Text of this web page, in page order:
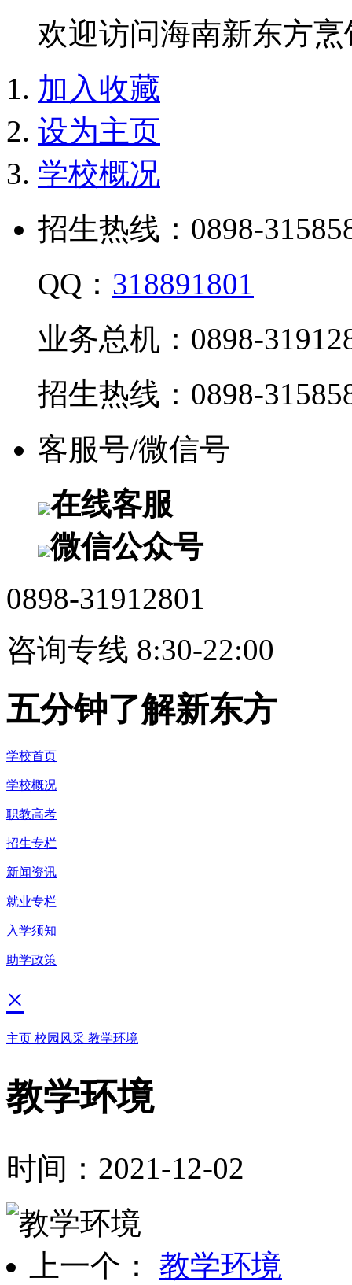
欢迎访问海南新东方
加入收藏
设为主页
学校概况
招生热线：0898-
QQ： 318891801
业务总机：0898-
招生热线：0898-
客服号/微信号
在线客服
微信公众号
0898-31912801
咨询专线 8:30-22:00
五分钟了解新东方
学校首页
学校概况
职教高考
招生专栏
新闻资讯
就业专栏
入学须知
助学政策
×
主页 校园风采 教学环境
教学环境
时间：2021-12-02
上一个： 教学环境